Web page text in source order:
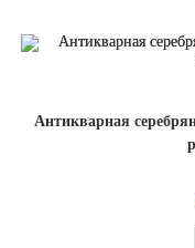
Антикварная